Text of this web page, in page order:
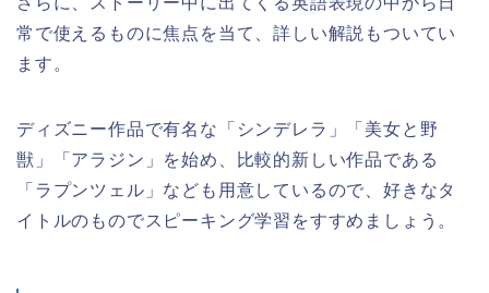
常で使えるものに焦点を当て、詳しい解説もついてい
ます。
ディズニー作品で有名な「シンデレラ」「美女と野
獣」「アラジン」を始め、比較的新しい作品である
「ラプンツェル」なども用意しているので、好きなタ
イトルのものでスピーキング学習をすすめましょう。